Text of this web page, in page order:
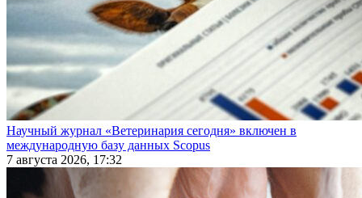
Научный журнал «Ветеринария сегодня» включен в
международную базу данных Scopus
7 августа 2026, 17:32